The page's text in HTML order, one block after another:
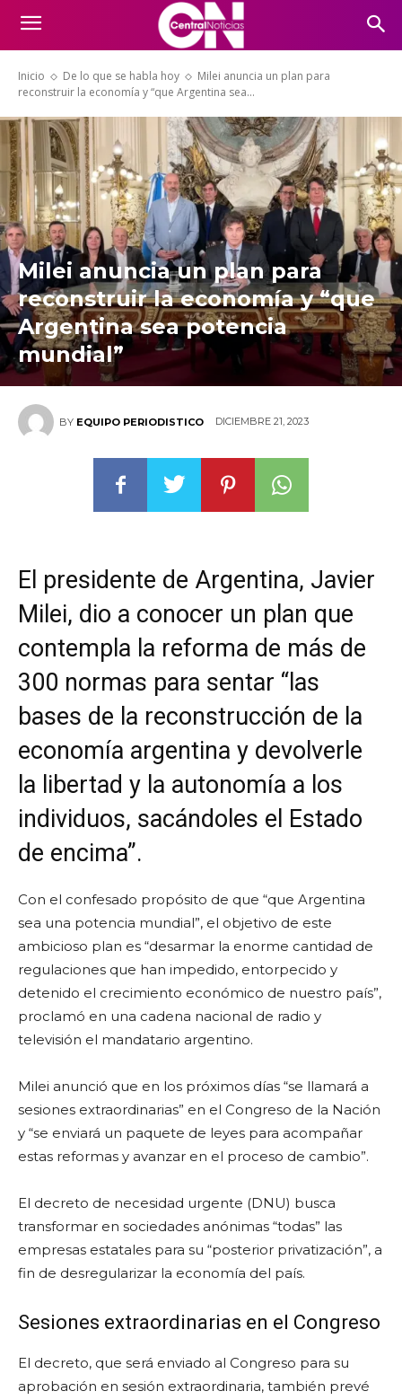
Inicio De lo que se habla hoy
Milei anuncia un plan para
reconstruir la economía y “que Argentina sea...
Milei anuncia un plan para
reconstruir la economía y “que
Argentina sea potencia
mundial”
BY EQUIPO PERIODISTICO DICIEMBRE 21, 2023
El presidente de Argentina, Javier
Milei, dio a conocer un plan que
contempla la reforma de más de
300 normas para sentar “las
bases de la reconstrucción de la
economía argentina y devolverle
la libertad y la autonomía a los
individuos, sacándoles el Estado
de encima”.
Con el confesado propósito de que “que Argentina
sea una potencia mundial”, el objetivo de este
ambicioso plan es “desarmar la enorme cantidad de
regulaciones que han impedido, entorpecido y
detenido el crecimiento económico de nuestro país”,
proclamó en una cadena nacional de radio y
televisión el mandatario argentino.
Milei anunció que en los próximos días “se llamará a
sesiones extraordinarias” en el Congreso de la Nación
y “se enviará un paquete de leyes para acompañar
estas reformas y avanzar en el proceso de cambio”.
El decreto de necesidad urgente (DNU) busca
transformar en sociedades anónimas “todas” las
empresas estatales para su “posterior privatización”, a
fin de desregularizar la economía del país.
Sesiones extraordinarias en el Congreso
El decreto, que será enviado al Congreso para su
aprobación en sesión extraordinaria, también prevé